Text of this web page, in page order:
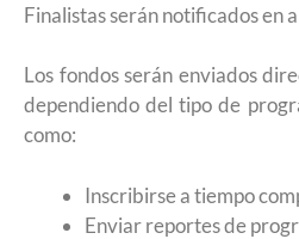
Finalistas serán notificados en
Los fondos serán enviados
dependiendo del tipo de
como:
Inscribirse a tiempo
Enviar reportes de
UNAM